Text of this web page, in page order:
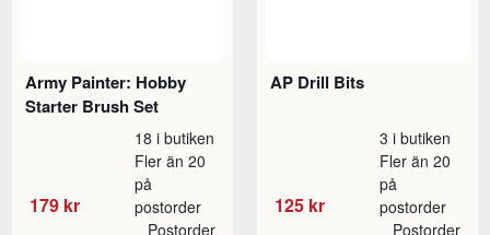
Army Painter: Hobby
Starter Brush Set
179 kr
18 i butiken
Fler än 20
på
postorder
Postorder
AP Drill Bits
125 kr
3 i butiken
Fler än 20
på
postorder
Postorder